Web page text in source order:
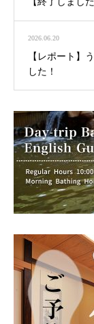
2026.06.20
【レポート】
した！